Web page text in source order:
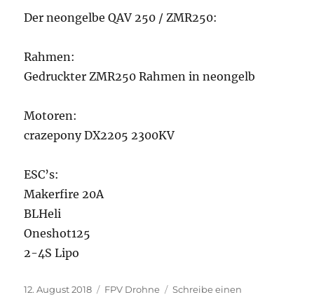
Der neongelbe QAV 250 / ZMR250:
Rahmen:
Gedruckter ZMR250 Rahmen in neongelb
Motoren:
crazepony DX2205 2300KV
ESC’s:
Makerfire 20A
BLHeli
Oneshot125
2-4S Lipo
Veröffentlicht
12. August 2018 Kategorien
FPV Drohne
Schreibe einen